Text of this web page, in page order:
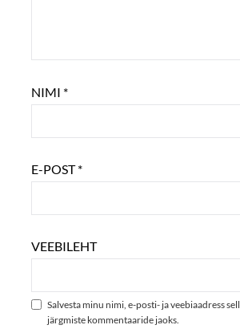
NIMI *
E-POST*
VEEBILEHT
Salvesta minu nimi, e-posti- ja veebiaadress
järgmiste kommentaaride jaoks.